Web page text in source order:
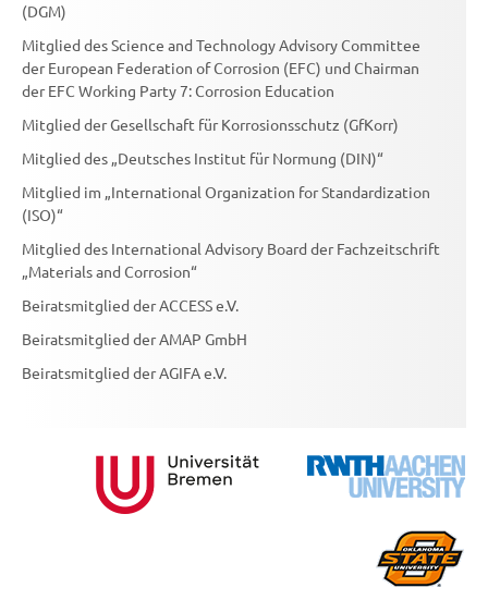
(DGM)
Mitglied des Science and Technology Advisory Committee
der European Federation of Corrosion (EFC) und Chairman
der EFC Working Party 7: Corrosion Education
Mitglied der Gesellschaft für Korrosionsschutz (GfKorr)
Mitglied des „Deutsches Institut für Normung (DIN)“
Mitglied im „International Organization for Standardization
(ISO)“
Mitglied des International Advisory Board der Fachzeitschrift
„Materials and Corrosion“
Beiratsmitglied der ACCESS e.V.
Beiratsmitglied der AMAP GmbH
Beiratsmitglied der AGIFA e.V.